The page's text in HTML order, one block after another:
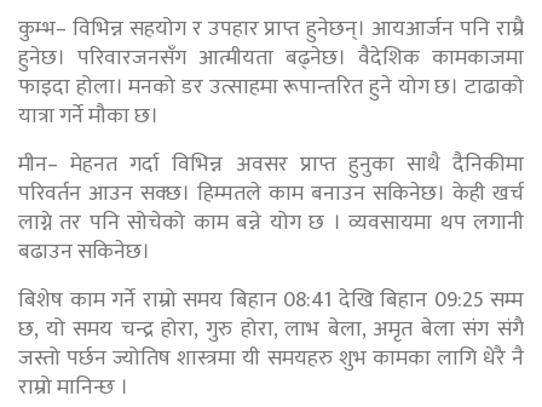
कुम्भ– विभिन्न सहयोग र उपहार प्राप्त हुनेछन्। आयआर्जन पनि राम्रै
हुनेछ। परिवारजनसँग आत्मीयता बढ्नेछ। वैदेशिक कामकाजमा
फाइदा होला। मनको डर उत्साहमा रूपान्तरित हुने योग छ। टाढाको
यात्रा गर्ने मौका छ।
मीन– मेहनत गर्दा विभिन्न अवसर प्राप्त हुनुका साथै दैनिकीमा
परिवर्तन आउन सक्छ। हिम्मतले काम बनाउन सकिनेछ। केही खर्च
लाग्ने तर पनि सोचेको काम बन्ने योग छ । व्यवसायमा थप लगानी
बढाउन सकिनेछ।
बिशेष काम गर्ने राम्रो समय बिहान 08:41 देखि बिहान 09:25 सम्म
छ, यो समय चन्द्र होरा, गुरु होरा, लाभ बेला, अमृत बेला संग संगै
जस्तो पर्छन ज्योतिष शास्त्रमा यी समयहरु शुभ कामका लागि धेरै नै
राम्रो मानिन्छ ।